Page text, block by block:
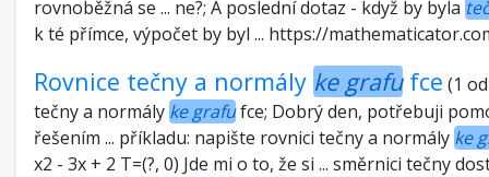
rovnoběžná se ... ne?; A poslední dotaz - když by byla
k té přímce, výpočet by byl ... https://
Rovnice tečny a normály ke grafufce (1
tečny a normály ke grafufce; Dobrý den, potřebuji
řešením ... příkladu: napište rovnici tečny a normály ke
x2 - 3x + 2 T=(?, 0) Jde mi o to, že si ... směrnici tečny